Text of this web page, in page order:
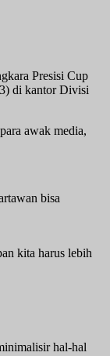
Presisi Cup
di kantor Divisi
awak media,
bisa
kita harus lebih
hal-hal